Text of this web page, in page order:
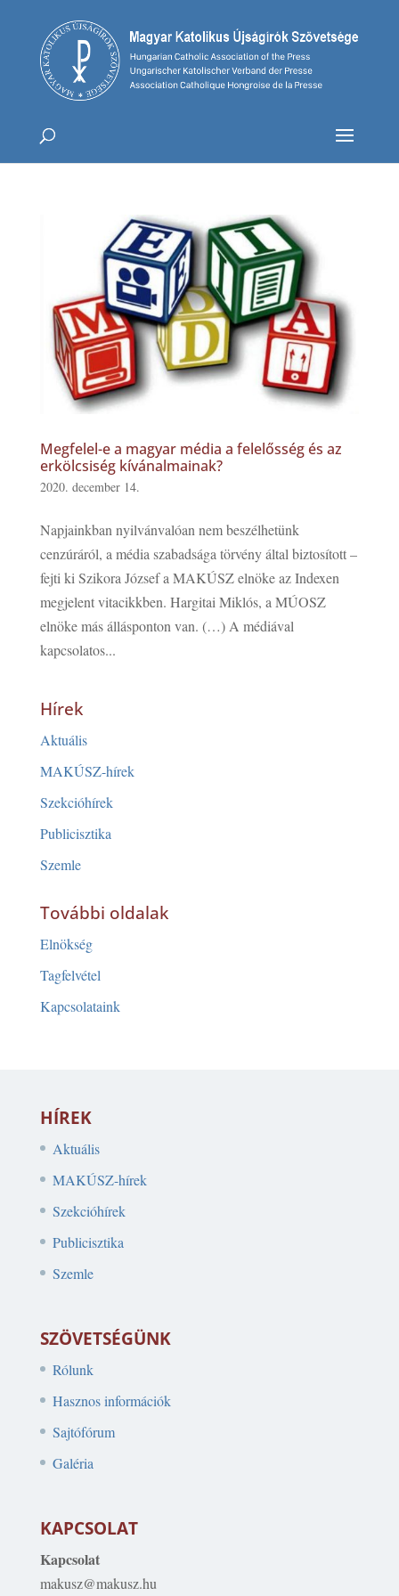
Megfelel-e a magyar média a felelősség és az
erkölcsiség kívánalmainak?
2020. december 14.
Napjainkban nyilvánvalóan nem beszélhetünk
cenzúráról, a média szabadsága törvény által biztosított –
fejti ki Szikora József a MAKÚSZ elnöke az Indexen
megjelent vitacikkben. Hargitai Miklós, a MÚOSZ
elnöke más állásponton van. (…) A médiával
kapcsolatos...
Hírek
Aktuális
MAKÚSZ-hírek
Szekcióhírek
Publicisztika
Szemle
További oldalak
Elnökség
Tagfelvétel
Kapcsolataink
HÍREK
Aktuális
MAKÚSZ-hírek
Szekcióhírek
Publicisztika
Szemle
SZÖVETSÉGÜNK
Rólunk
Hasznos információk
Sajtófórum
Galéria
KAPCSOLAT
Kapcsolat
makusz@makusz.hu